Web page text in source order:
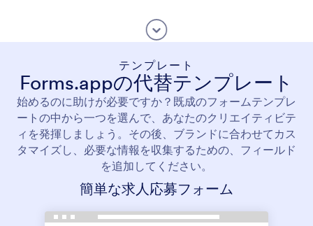
テンプレート
Forms.appの代替テンプレート
始めるのに助けが必要ですか？既成のフォームテンプレ
ートの中から一つを選んで、あなたのクリエイティビテ
ィを発揮しましょう。その後、ブランドに合わせてカス
タマイズし、必要な情報を収集するための、フィールド
を追加してください。
簡単な求人応募フォーム